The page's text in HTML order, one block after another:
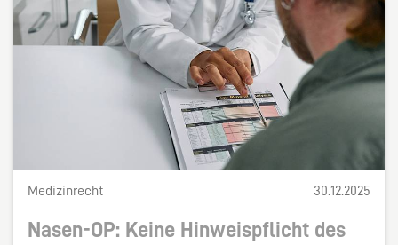
Medizinrecht 30.12.2025
Nasen-OP: Keine Hinweispflicht des